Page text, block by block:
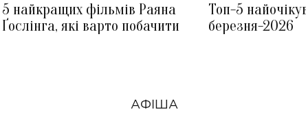
5 найкращих фільмів Раяна
Ґослінга, які варто побачити
Топ-5
березня-2026
АФІША